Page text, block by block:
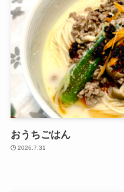
おうちごはん
2026.7.31